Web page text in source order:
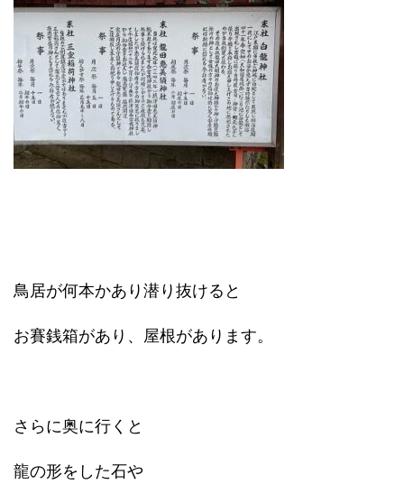
鳥居が何本かあり潜り抜けると
お賽銭箱があり、屋根があります。
さらに奥に行くと
龍の形をした石や